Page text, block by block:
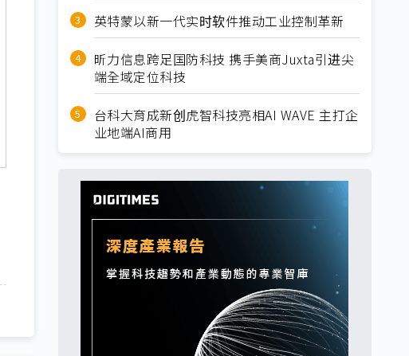
英特蒙以新一代实时软件推动工业控制革新
昕力信息跨足国防科技 携手美商Juxta引进尖
端全域定位科技
台科大育成新创虎智科技亮相AI WAVE 主打企
业地端AI商用